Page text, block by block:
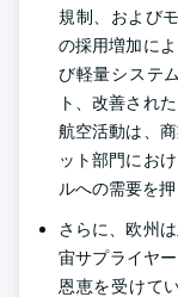
規制、および
の採用増加に
び軽量システ
ト、改善され
航空活動は、
ット部門にお
ルへの需要を押
さらに、欧州
宙サプライヤ
恩恵を受けて